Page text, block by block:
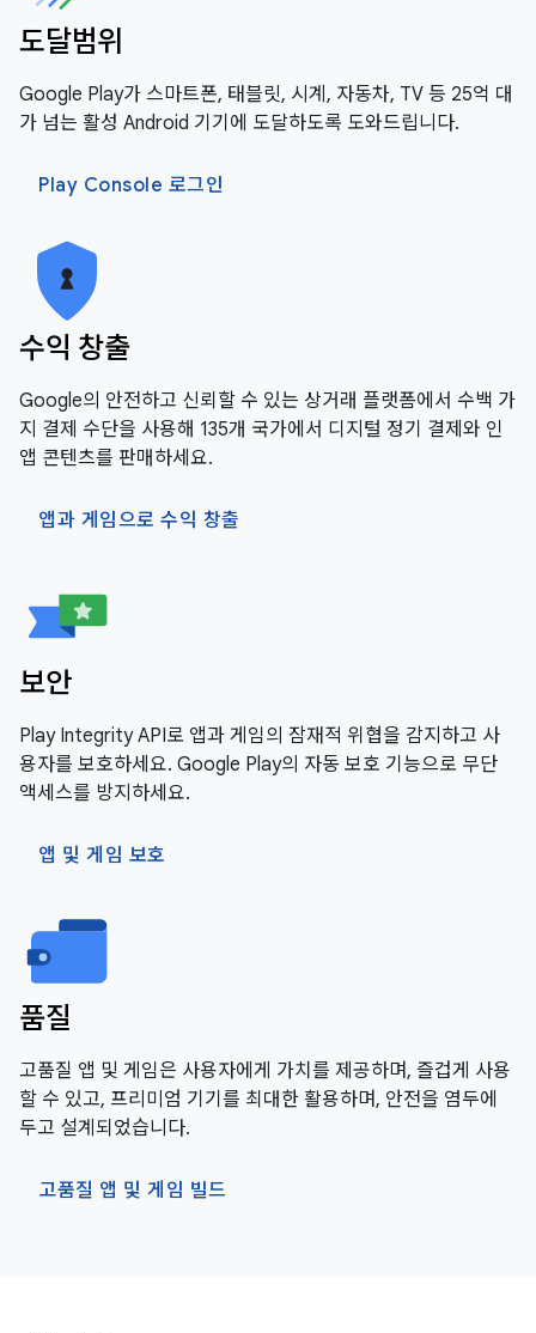
도달범위
Google Play가 스마트폰, 태블릿, 시계, 자동차, TV 등 25억 대
가 넘는 활성 Android 기기에 도달하도록 도와드립니다.
Play Console 로그인
수익 창출
Google의 안전하고 신뢰할 수 있는 상거래 플랫폼에서 수백 가
지 결제 수단을 사용해 135개 국가에서 디지털 정기 결제와 인
앱 콘텐츠를 판매하세요.
앱과 게임으로 수익 창출
보안
Play Integrity API로 앱과 게임의 잠재적 위협을 감지하고 사
용자를 보호하세요. Google Play의 자동 보호 기능으로 무단
액세스를 방지하세요.
앱 및 게임 보호
품질
고품질 앱 및 게임은 사용자에게 가치를 제공하며, 즐겁게 사용
할 수 있고, 프리미엄 기기를 최대한 활용하며, 안전을 염두에
두고 설계되었습니다.
고품질 앱 및 게임 빌드